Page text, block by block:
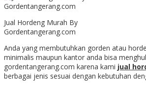
Jual Hordeng Murah By
Gordentangerang.com
Anda yang membutuhkan gorden atau
minimalis maupun kantor anda bisa
gordentangerang.com karena kami jual
berbagai jenis sesuai dengan kebutuhan